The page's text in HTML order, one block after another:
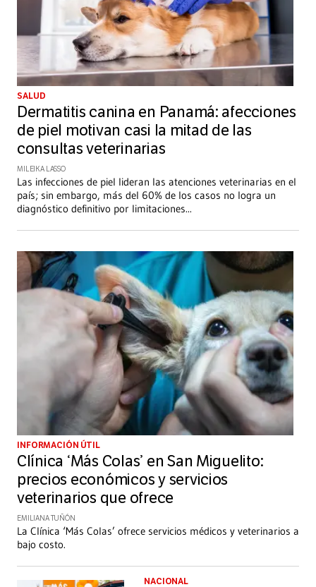
SALUD
Dermatitis canina en Panamá: afecciones
de piel motivan casi la mitad de las
consultas veterinarias
MILEIKA LASSO
Las infecciones de piel lideran las atenciones veterinarias en el
país; sin embargo, más del 60% de los casos no logra un
diagnóstico definitivo por limitaciones...
INFORMACIÓN ÚTIL
Clínica ‘Más Colas’ en San Miguelito:
precios económicos y servicios
veterinarios que ofrece
EMILIANA TUÑÓN
La Clínica ‘Más Colas’ ofrece servicios médicos y veterinarios a
bajo costo.
NACIONAL